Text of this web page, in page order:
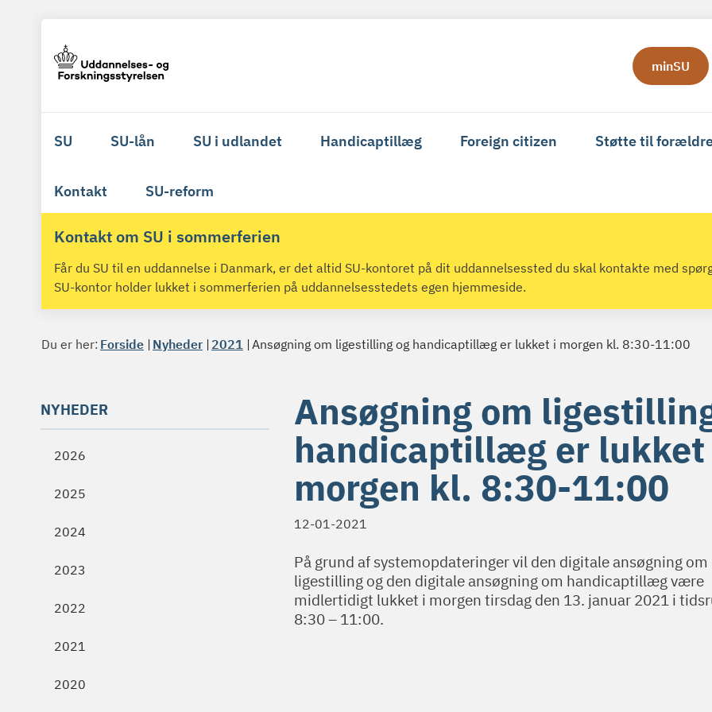
minSU
SU SU-lån SU i udlandet Handicaptillæg Foreign citizen Støtte til
Kontakt SU-reform
Kontakt om SU i sommerferien
Får du SU til en uddannelse i Danmark, er det altid SU-kontoret på dit uddannelsessted du skal kontakte med
SU-kontor holder lukket i sommerferien på uddannelsesstedets egen hjemmeside.
Du er her: Forside Nyheder 2021 Ansøgning om ligestilling og handicaptillæg er lukket i morgen kl. 8:30-11:00
NYHEDER
2026
2025
2024
2023
2022
2021
2020
Ansøgning om
handicaptillæg er lukket
morgen kl. 8:30-11:00
12-01-2021
På grund af systemopdateringer vil den digitale ansøgning om
ligestilling og den digitale ansøgning om handicaptillæg være
midlertidigt lukket i morgen tirsdag den 13. januar 2021 i
8:30 – 11:00.